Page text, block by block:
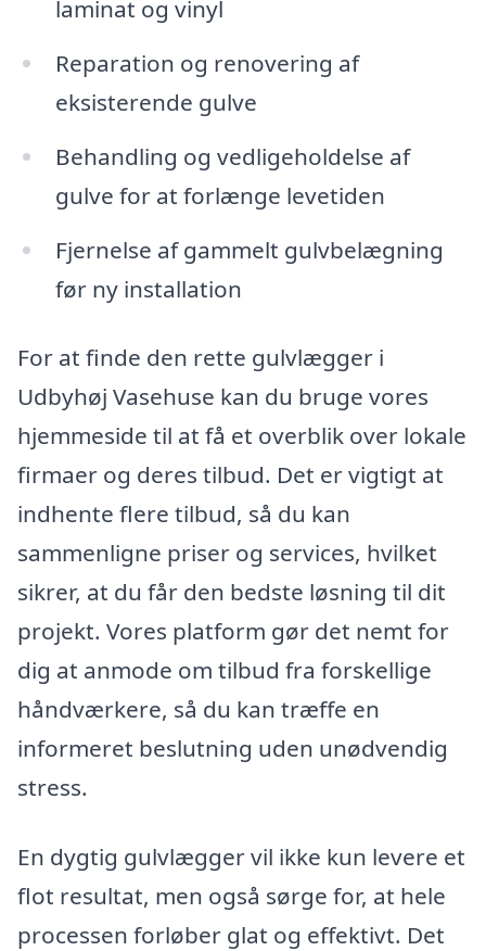
laminat og vinyl
Reparation og renovering af
eksisterende gulve
Behandling og vedligeholdelse af
gulve for at forlænge levetiden
Fjernelse af gammelt gulvbelægning
før ny installation
For at finde den rette gulvlægger i
Udbyhøj Vasehuse kan du bruge vores
hjemmeside til at få et overblik over lokale
firmaer og deres tilbud. Det er vigtigt at
indhente flere tilbud, så du kan
sammenligne priser og services, hvilket
sikrer, at du får den bedste løsning til dit
projekt. Vores platform gør det nemt for
dig at anmode om tilbud fra forskellige
håndværkere, så du kan træffe en
informeret beslutning uden unødvendig
stress.
En dygtig gulvlægger vil ikke kun levere et
flot resultat, men også sørge for, at hele
processen forløber glat og effektivt. Det